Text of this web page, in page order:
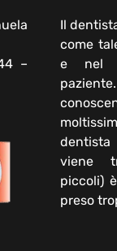
–
Il
come
e nel
dentista
viene
piccoli)
preso